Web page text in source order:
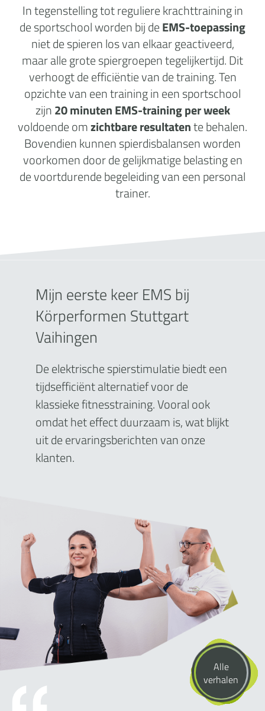
In tegenstelling tot reguliere krachttraining in
de sportschool worden bij deEMS-toepassing
niet de spieren los van elkaar geactiveerd,
maar alle grote spiergroepen tegelijkertijd. Dit
verhoogt de efficiëntie van de training. Ten
opzichte van een training in een sportschool
zijn20 minuten EMS-training per week
voldoende omzichtbare resultatente behalen.
Bovendien kunnen spierdisbalansen worden
voorkomen door de gelijkmatige belasting en
de voortdurende begeleiding van een personal
trainer.
Mijn eerste keer EMS bij
Körperformen Stuttgart
Vaihingen
De elektrische spierstimulatie biedt een
tijdsefficiënt alternatief voor de
klassieke fitnesstraining. Vooral ook
omdat het effect duurzaam is, wat blijkt
uit de ervaringsberichten van onze
klanten.
Alle
verhalen